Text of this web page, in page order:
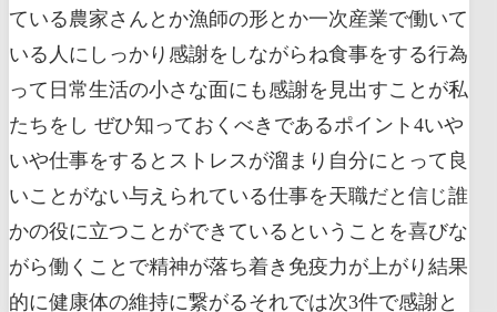
ている農家さんとか漁師の形とか一次産業で働いて
いる人にしっかり感謝をしながらね食事をする行為
って日常生活の小さな面にも感謝を見出すことが私
たちをし ぜひ知っておくべきであるポイント4いや
いや仕事をするとストレスが溜まり自分にとって良
いことがない与えられている仕事を天職だと信じ誰
かの役に立つことができているということを喜びな
がら働くことで精神が落ち着き免疫力が上がり結果
的に健康体の維持に繋がるそれでは次3件で感謝と